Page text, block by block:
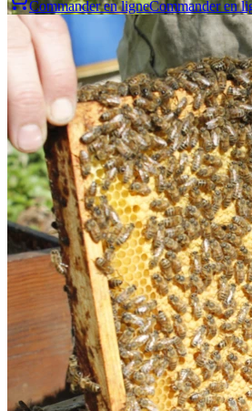
Commander en ligneCommander en